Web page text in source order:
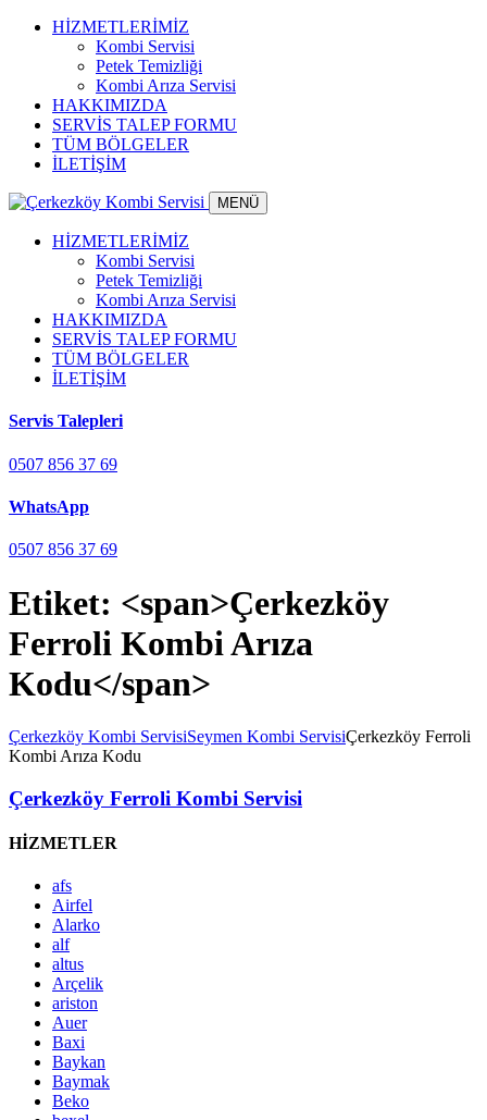
HİZMETLERİMİZ
Kombi Servisi
Petek Temizliği
Kombi Arıza Servisi
HAKKIMIZDA
SERVİS TALEP FORMU
TÜM BÖLGELER
İLETİŞİM
MENÜ
HİZMETLERİMİZ
Kombi Servisi
Petek Temizliği
Kombi Arıza Servisi
HAKKIMIZDA
SERVİS TALEP FORMU
TÜM BÖLGELER
İLETİŞİM
Servis Talepleri
0507 856 37 69
WhatsApp
0507 856 37 69
Etiket: <span>Çerkezköy
Ferroli Kombi Arıza
Kodu</span>
Çerkezköy Kombi ServisiSeymen Kombi ServisiÇerkezköy Ferroli
Kombi Arıza Kodu
Çerkezköy Ferroli Kombi Servisi
HİZMETLER
afs
Airfel
Alarko
alf
altus
Arçelik
ariston
Auer
Baxi
Baykan
Baymak
Beko